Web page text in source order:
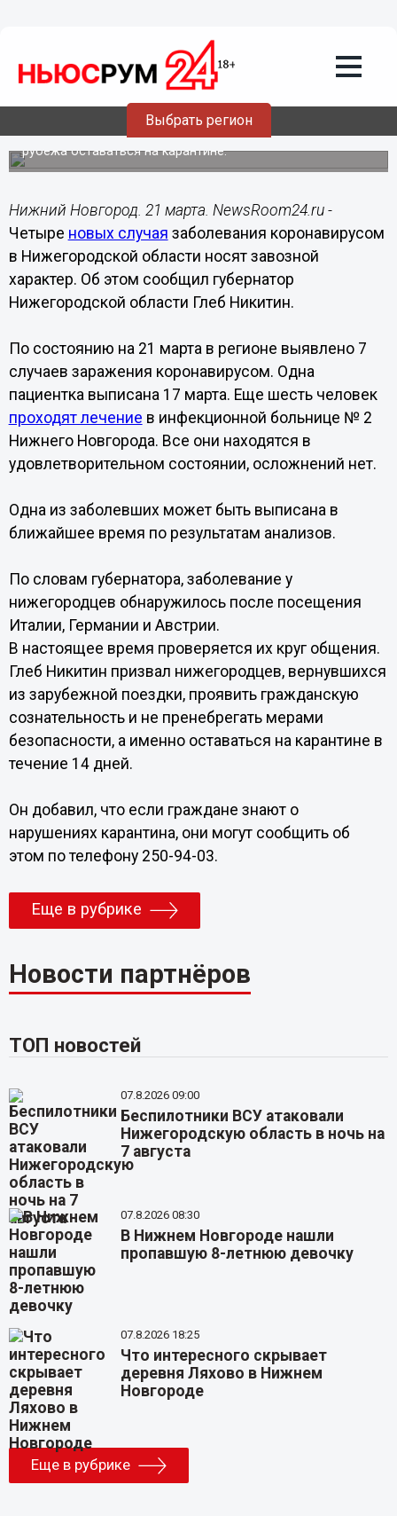
Выбрать регион
21.03.202017:58
Новые случаи COVID-19 в
Нижегородской области – завозные
Губернатор еще раз призвал всех вернувшихся из-за
рубежа оставаться на карантине.
Нижний Новгород. 21 марта. NewsRoom24.ru -
Четыре новых случая заболевания коронавирусом
в Нижегородской области носят завозной
характер. Об этом сообщил губернатор
Нижегородской области Глеб Никитин.
По состоянию на 21 марта в регионе выявлено 7
случаев заражения коронавирусом. Одна
пациентка выписана 17 марта. Еще шесть человек
проходят лечение в инфекционной больнице № 2
Нижнего Новгорода. Все они находятся в
удовлетворительном состоянии, осложнений нет.
Одна из заболевших может быть выписана в
ближайшее время по результатам анализов.
По словам губернатора, заболевание у
нижегородцев обнаружилось после посещения
Италии, Германии и Австрии.
В настоящее время проверяется их круг общения.
Глеб Никитин призвал нижегородцев, вернувшихся
из зарубежной поездки, проявить гражданскую
сознательность и не пренебрегать мерами
безопасности, а именно оставаться на карантине в
течение 14 дней.
Он добавил, что если граждане знают о
нарушениях карантина, они могут сообщить об
этом по телефону 250-94-03.
Еще в рубрике
Новости партнёров
ТОП новостей
07.8.2026 09:00
Беспилотники ВСУ атаковали
Нижегородскую область в ночь на
7 августа
07.8.2026 08:30
В Нижнем Новгороде нашли
пропавшую 8-летнюю девочку
07.8.2026 18:25
Что интересного скрывает
деревня Ляхово в Нижнем
Новгороде
Еще в рубрике